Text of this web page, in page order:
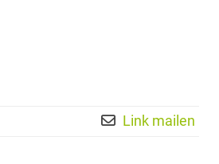
Link mailen